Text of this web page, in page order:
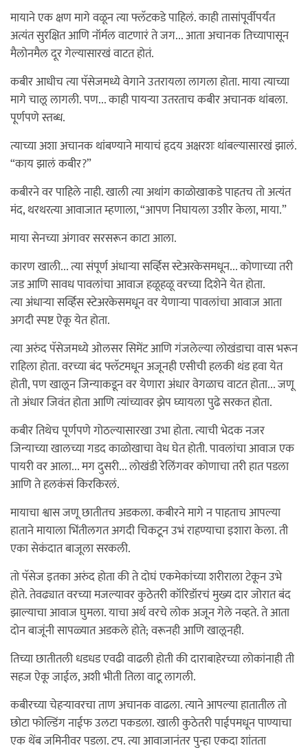
मायाने एक क्षण मागे वळून त्या फ्लॅटकडे पाहिलं. काही तासांपूर्वीपर्यंत
अत्यंत सुरक्षित आणि नॉर्मल वाटणारं ते जग... आता अचानक तिच्यापासून
मैलोनमैल दूर गेल्यासारखं वाटत होतं.
कबीर आधीच त्या पॅसेजमध्ये वेगाने उतरायला लागला होता. माया त्याच्या
मागे चालू लागली. पण... काही पायऱ्या उतरताच कबीर अचानक थांबला.
पूर्णपणे स्तब्ध.
त्याच्या अशा अचानक थांबण्याने मायाचं हृदय अक्षरशः थांबल्यासारखं झालं.
“काय झालं कबीर?”
कबीरने वर पाहिले नाही. खाली त्या अथांग काळोखाकडे पाहतच तो अत्यंत
मंद, थरथरत्या आवाजात म्हणाला, “आपण निघायला उशीर केला, माया.”
माया सेनच्या अंगावर सरसरून काटा आला.
कारण खाली... त्या संपूर्ण अंधाऱ्या सर्व्हिस स्टेअरकेसमधून... कोणाच्या तरी
जड आणि सावध पावलांचा आवाज हळूहळू वरच्या दिशेने येत होता.
त्या अंधाऱ्या सर्व्हिस स्टेअरकेसमधून वर येणाऱ्या पावलांचा आवाज आता
अगदी स्पष्ट ऐकू येत होता.
त्या अरुंद पॅसेजमध्ये ओलसर सिमेंट आणि गंजलेल्या लोखंडाचा वास भरून
राहिला होता. वरच्या बंद फ्लॅटमधून अजूनही एसीची हलकी थंड हवा येत
होती, पण खालून जिन्याकडून वर येणारा अंधार वेगळाच वाटत होता... जणू
तो अंधार जिवंत होता आणि त्यांच्यावर झेप घ्यायला पुढे सरकत होता.
कबीर तिथेच पूर्णपणे गोठल्यासारखा उभा होता. त्याची भेदक नजर
जिन्याच्या खालच्या गडद काळोखाचा वेध घेत होती. पावलांचा आवाज एक
पायरी वर आला... मग दुसरी... लोखंडी रेलिंगवर कोणाचा तरी हात पडला
आणि ते हलकंसं किरकिरलं.
मायाचा श्वास जणू छातीतच अडकला. कबीरने मागे न पाहताच आपल्या
हाताने मायाला भिंतीलगत अगदी चिकटून उभं राहण्याचा इशारा केला. ती
एका सेकंदात बाजूला सरकली.
तो पॅसेज इतका अरुंद होता की ते दोघं एकमेकांच्या शरीराला टेकून उभे
होते. तेवढ्यात वरच्या मजल्यावर कुठेतरी कॉरिडॉरचं मुख्य दार जोरात बंद
झाल्याचा आवाज घुमला. याचा अर्थ वरचे लोक अजून गेले नव्हते. ते आता
दोन बाजूंनी सापळ्यात अडकले होते; वरूनही आणि खालूनही.
तिच्या छातीतली धडधड एवढी वाढली होती की दाराबाहेरच्या लोकांनाही ती
सहज ऐकू जाईल, अशी भीती तिला वाटू लागली.
कबीरच्या चेहऱ्यावरचा ताण अचानक वाढला. त्याने आपल्या हातातील तो
छोटा फोल्डिंग नाईफ उलटा पकडला. खाली कुठेतरी पाईपमधून पाण्याचा
एक थेंब जमिनीवर पडला. टप. त्या आवाजानंतर पुन्हा एकदा शांतता